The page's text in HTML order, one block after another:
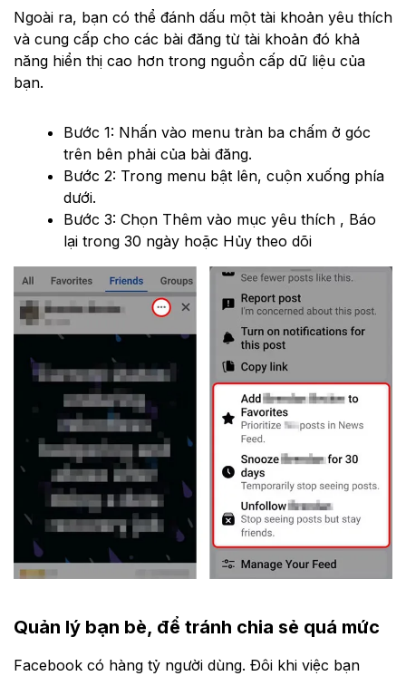
Ngoài ra, bạn có thể đánh dấu một tài khoản yêu thích
và cung cấp cho các bài đăng từ tài khoản đó khả
năng hiển thị cao hơn trong nguồn cấp dữ liệu của
bạn.
Bước 1: Nhấn vào menu tràn ba chấm ở góc
trên bên phải của bài đăng.
Bước 2: Trong menu bật lên, cuộn xuống phía
dưới.
Bước 3: Chọn Thêm vào mục yêu thích , Báo
lại trong 30 ngày hoặc Hủy theo dõi
Quản lý bạn bè, để tránh chia sẻ quá mức
Facebook có hàng tỷ người dùng. Đôi khi việc bạn